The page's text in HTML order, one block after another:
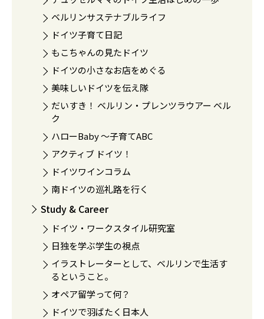
ベルリンサステナブルライフ
ドイツ子育て日記
もこちゃんの見たドイツ
ドイツの小さなお店をめぐる
美味しいドイツを伝え隊
だいすき！ ベルリン・プレンツラウアー ベル
ク
ハローBaby 〜子育てABC
アクティブ ドイツ！
ドイツワインコラム
南ドイツの巡礼路を行く
Study & Career
ドイツ・ワークスタイル研究室
日独を学ぶ学生の視点
イラストレーターとして、ベルリンで生活す
るということ。
オペア留学って何？
ドイツで羽ばたく日本人